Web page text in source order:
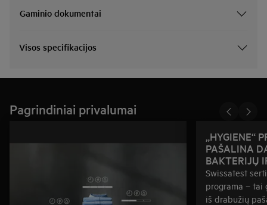
Gaminio dokumentai
Visos specifikacijos
Pagrindiniai privalumai
„HYGIENE“
PAŠALINA
BAKTERIJŲ
Swissatest
programa – tai
iš drabužių